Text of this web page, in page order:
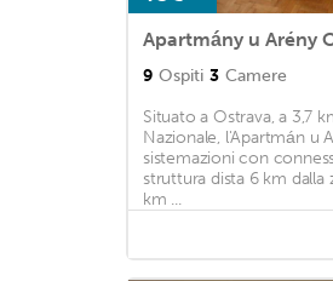
Apartmány u Arény
9 Ospiti 3 Camere
Situato a Ostrava, a 3,7
Nazionale, l'Apartmán u
sistemazioni con
struttura dista 6 km
km ...